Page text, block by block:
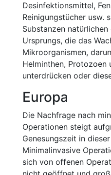
Desinfektionsmittel,
Reinigungstücher usw.
Substanzen
Ursprungs, die das
Mikroorganismen,
Helminthen, Protozoen
unterdrücken oder
Europa
Die Nachfrage nach
Operationen steigt
Genesungszeit in
Minimalinvasive
sich von offenen